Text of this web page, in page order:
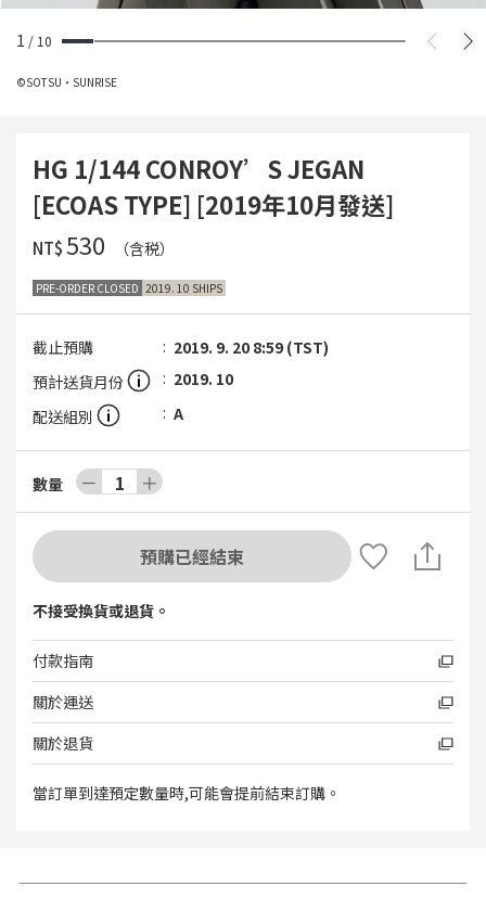
1 / 10
©SOTSU・SUNRISE
HG 1/144 CONROY’S JEGAN
[ECOAS TYPE] [2019年10月發送]
NT$‌530 （含税）
PRE-ORDER CLOSED 2019. 10 SHIPS
截止預購
2019. 9. 20 8:59 (TST)
預計送貨月份
2019. 10
配送組別
A
數量 － 1 ＋
預購已經結束
不接受換貨或退貨。
付款指南
關於運送
關於退貨
當訂單到達預定數量時,可能會提前結束訂購。